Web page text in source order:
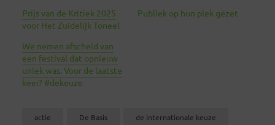
Prijs van de Kritiek 2025
voor Het Zuidelijk Toneel
Publiek op hun plek gezet
We nemen afscheid van
een festival dat opnieuw
uniek was. Voor de laatste
keer? #dekeuze
actie De Basis de internationale keuze